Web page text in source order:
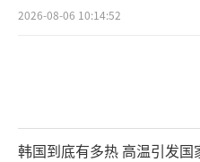
2026-08-06 10:14:52
韩国到底有多热 高温引发国